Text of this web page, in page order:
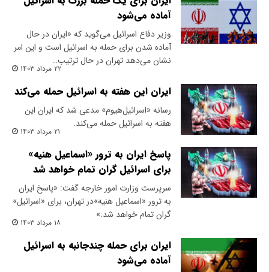
آماده می‌شود
وزیر دفاع اسرائیل می‌گوید که «ایران در حال
آماده شدن برای حمله به اسرائیل است و این امر
نشان می‌دهد تهران در حال ترتیب…
۲۲ مرداد ۱۴۰۳
ایران این هفته به اسرائیل حمله می‌کند
رسانه «اسرائیل‌هیوم» مدعی شد که ایران این
هفته به اسرائیل حمله می‌کند.
۲۱ مرداد ۱۴۰۳
پاسخ ایران به ترور «اسماعیل هنیه»
برای اسرائیل گران تمام خواهد شد
سرپرست وزارت امور خارجه گفت: «پاسخ ایران
به ترور «اسماعیل هنیه»در تهران، برای «اسرائیل»
گران تمام خواهد شد.»
۱۸ مرداد ۱۴۰۳
ایران برای حمله چندجانبه به اسرائیل
آماده می‌شود